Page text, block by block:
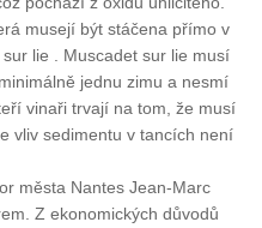
musejí být stáčena přímo v
lie . Muscadet sur lie musí
jednu zimu a nesmí
vinaři trvají na tom, že musí
vliv sedimentu v tancích není
města Nantes Jean-Marc
Z ekonomických důvodů